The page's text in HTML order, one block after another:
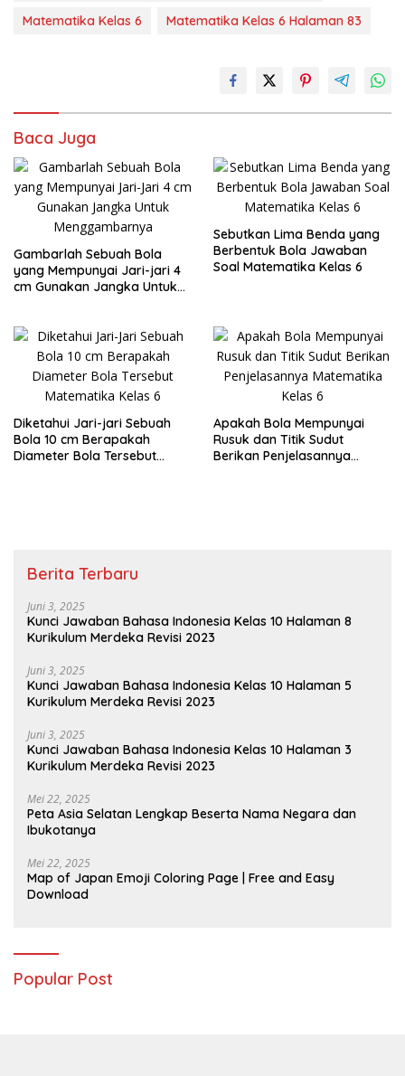
Matematika Kelas 6
Matematika Kelas 6 Halaman 83
Baca Juga
Gambarlah Sebuah Bola
yang Mempunyai Jari-jari 4
cm Gunakan Jangka Untuk
Sebutkan Lima Benda yang
Berbentuk Bola Jawaban
Soal Matematika Kelas 6
Diketahui Jari-jari Sebuah
Bola 10 cm Berapakah
Diameter Bola Tersebut
Apakah Bola Mempunyai
Rusuk dan Titik Sudut
Berikan Penjelasannya
Berita Terbaru
Juni 3, 2025
Kunci Jawaban Bahasa Indonesia Kelas 10 Halaman 8
Kurikulum Merdeka Revisi 2023
Juni 3, 2025
Kunci Jawaban Bahasa Indonesia Kelas 10 Halaman 5
Kurikulum Merdeka Revisi 2023
Juni 3, 2025
Kunci Jawaban Bahasa Indonesia Kelas 10 Halaman 3
Kurikulum Merdeka Revisi 2023
Mei 22, 2025
Peta Asia Selatan Lengkap Beserta Nama Negara dan
Ibukotanya
Mei 22, 2025
Map of Japan Emoji Coloring Page | Free and Easy
Download
Popular Post